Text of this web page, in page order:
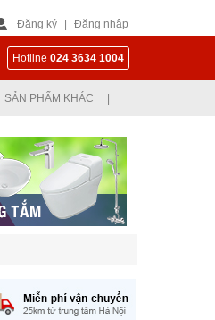
Đăng ký Đăng nhập
Hotline 024 3634 1004
SẢN PHẨM KHÁC